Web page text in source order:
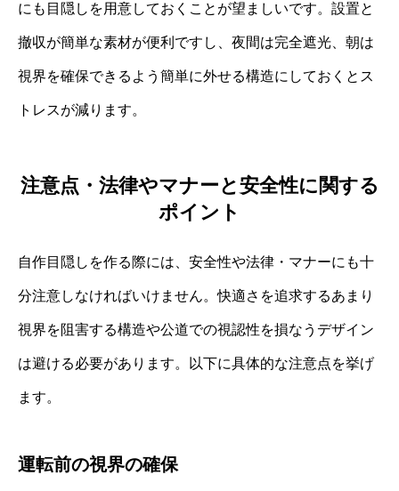
にも目隠しを用意しておくことが望ましいです。設置と
撤収が簡単な素材が便利ですし、夜間は完全遮光、朝は
視界を確保できるよう簡単に外せる構造にしておくとス
トレスが減ります。
注意点・法律やマナーと安全性に関する
ポイント
自作目隠しを作る際には、安全性や法律・マナーにも十
分注意しなければいけません。快適さを追求するあまり
視界を阻害する構造や公道での視認性を損なうデザイン
は避ける必要があります。以下に具体的な注意点を挙げ
ます。
運転前の視界の確保